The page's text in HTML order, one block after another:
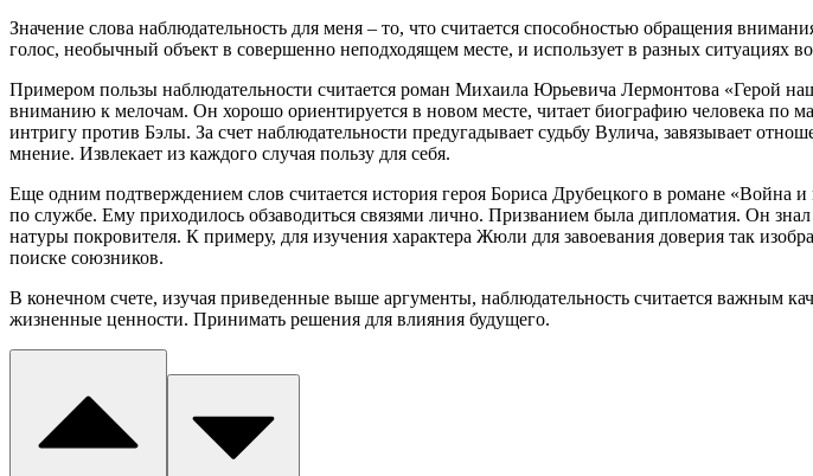
Значение слова наблюдательность для меня – то, что считается способностью обращения
голос, необычный объект в совершенно неподходящем месте, и использует в разных ситуациях
Примером пользы наблюдательности считается роман Михаила Юрьевича Лермонтова «Герой
вниманию к мелочам. Он хорошо ориентируется в новом месте, читает биографию человека по
интригу против Бэлы. За счет наблюдательности предугадывает судьбу Вулича, завязывает
мнение. Извлекает из каждого случая пользу для себя.
Еще одним подтверждением слов считается история героя Бориса Друбецкого в романе
по службе. Ему приходилось обзаводиться связями лично. Призванием была дипломатия. Он
натуры покровителя. К примеру, для изучения характера Жюли для завоевания доверия так
поиске союзников.
В конечном счете, изучая приведенные выше аргументы, наблюдательность считается важным
жизненные ценности. Принимать решения для влияния будущего.